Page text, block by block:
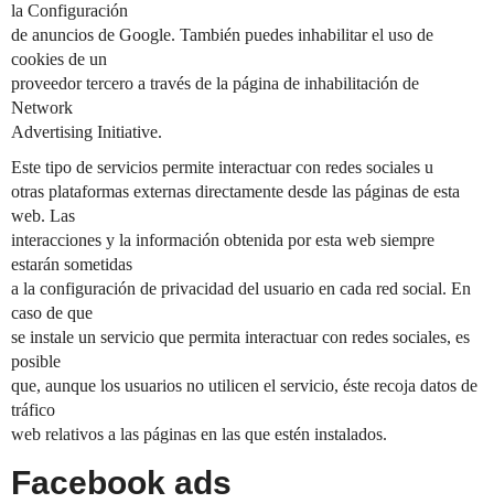
la Configuración
de anuncios de Google. También puedes inhabilitar el uso de
cookies de un
proveedor tercero a través de la página de inhabilitación de
Network
Advertising Initiative.
Este tipo de servicios permite interactuar con redes sociales u
otras plataformas externas directamente desde las páginas de esta
web. Las
interacciones y la información obtenida por esta web siempre
estarán sometidas
a la configuración de privacidad del usuario en cada red social. En
caso de que
se instale un servicio que permita interactuar con redes sociales, es
posible
que, aunque los usuarios no utilicen el servicio, éste recoja datos de
tráfico
web relativos a las páginas en las que estén instalados.
Facebook ads